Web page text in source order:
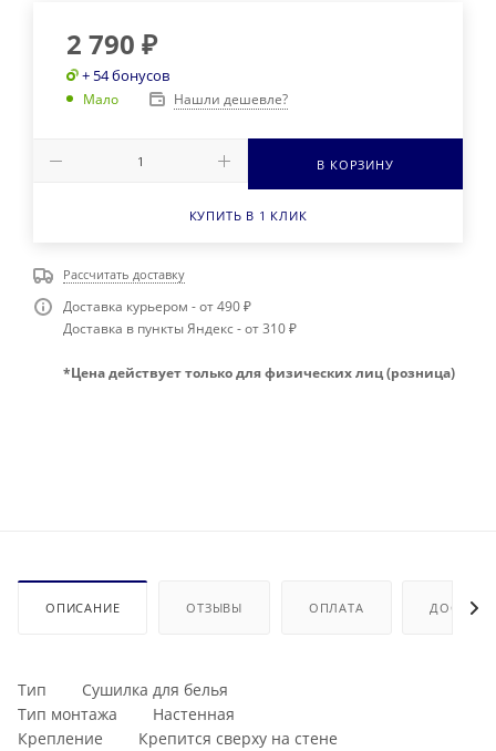
2 790 ₽
+ 54 бонусов
Мало Нашли дешевле?
В КОРЗИНУ
КУПИТЬ В 1 КЛИК
Рассчитать доставку
Доставка курьером - от 490 ₽
Доставка в пункты Яндекс - от 310 ₽
*Цена действует только для физических лиц (розница)
ОПИСАНИЕ ОТЗЫВЫ ОПЛАТА
Тип Сушилка для белья
Тип монтажа Настенная
Крепление Крепится сверху на стене